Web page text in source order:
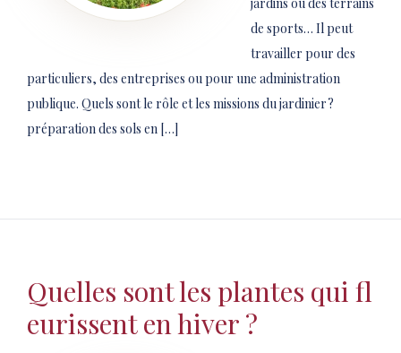
de sports… Il peut
travailler pour des
particuliers, des entreprises ou pour une administration
publique. Quels sont le rôle et les missions du jardinier ?
préparation des sols en […]
Quelles sont les plantes qui fl
eurissent en hiver ?